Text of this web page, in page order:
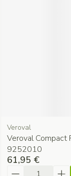
Veroval
Veroval Compact
9252010
61,95 €
Quantité